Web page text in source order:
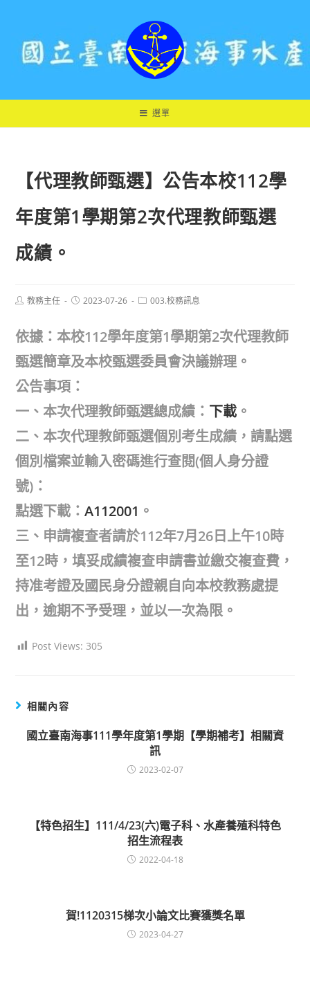
選單
【代理教師甄選】公告本校112學
年度第1學期第2次代理教師甄選
成績。
Post教務主任
Post2023-07-26
Post003.校務訊息
依據：本校112學年度第1學期第2次代理教師
甄選簡章及本校甄選委員會決議辦理。
公告事項：
一、本次代理教師甄選總成績： 下載 。
二、本次代理教師甄選個別考生成績，請點選
個別檔案並輸入密碼進行查閱(個人身分證
號)：
點選下載：A112001 。
三、申請複查者請於112年7月26日上午10時
至12時，填妥成績複查申請書並繳交複查費，
持准考證及國民身分證親自向本校教務處提
出，逾期不予受理，並以一次為限。
Post Views: 305
相關內容
國立臺南海事111學年度第1學期【學期補考】相關資
訊
2023-02-07
【特色招生】111/4/23(六)電子科、水產養殖科特色
招生流程表
2022-04-18
賀!1120315梯次小論文比賽獲獎名單
2023-04-27